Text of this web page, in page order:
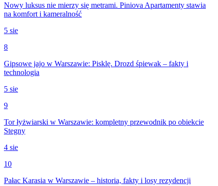
Nowy luksus nie mierzy się metrami. Piniova Apartamenty stawia
na komfort i kameralność
5 sie
8
Gipsowe jajo w Warszawie: Pisklę. Drozd śpiewak – fakty i
technologia
5 sie
9
Tor łyżwiarski w Warszawie: kompletny przewodnik po obiekcie
Stegny
4 sie
10
Pałac Karasia w Warszawie – historia, fakty i losy rezydencji